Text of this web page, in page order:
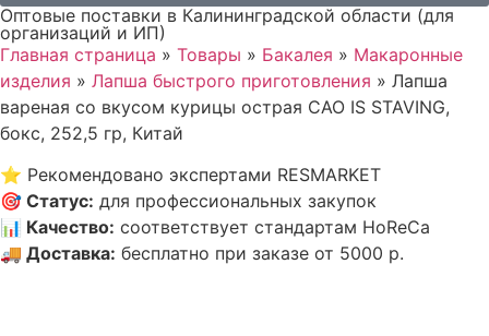
Оптовые поставки в Калининградской области (для
организаций и ИП)
Главная страница » Товары » Бакалея » Макаронные
изделия » Лапша быстрого приготовления » Лапша
вареная со вкусом курицы острая CAO IS STAVING,
бокс, 252,5 гр, Китай
⭐ Рекомендовано экспертами RESMARKET
🎯 Статус: для профессиональных закупок
📊 Качество: соответствует стандартам HoReCa
🚚 Доставка: бесплатно при заказе от 5000 р.